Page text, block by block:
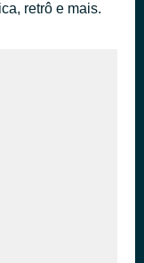
retrô e mais.